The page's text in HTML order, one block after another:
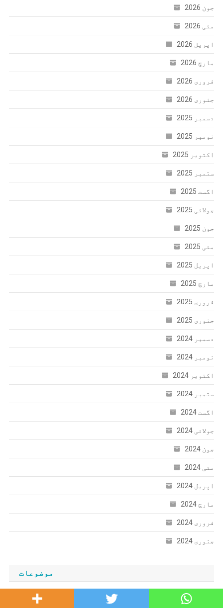
جون 2026
مئی 2026
اپریل 2026
مارچ 2026
فروری 2026
جنوری 2026
دسمبر 2025
نومبر 2025
اکتوبر 2025
ستمبر 2025
اگست 2025
جولائی 2025
جون 2025
مئی 2025
اپریل 2025
مارچ 2025
فروری 2025
جنوری 2025
دسمبر 2024
نومبر 2024
اکتوبر 2024
ستمبر 2024
اگست 2024
جولائی 2024
جون 2024
مئی 2024
اپریل 2024
مارچ 2024
فروری 2024
جنوری 2024
موضوعات
Uncategorized